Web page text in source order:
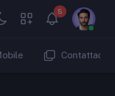
5
Contattaci